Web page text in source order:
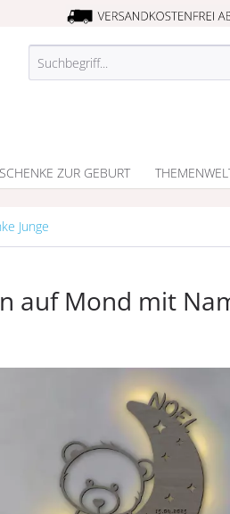
ZUR GEBURT
Junge
auf Mond mit